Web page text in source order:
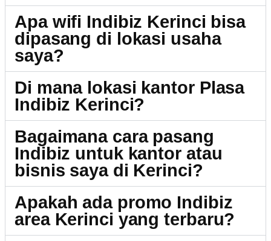
Apa wifi Indibiz Kerinci bisa
dipasang di lokasi usaha
saya?
Di mana lokasi kantor Plasa
Indibiz Kerinci?
Bagaimana cara pasang
Indibiz untuk kantor atau
bisnis saya di Kerinci?
Apakah ada promo Indibiz
area Kerinci yang terbaru?